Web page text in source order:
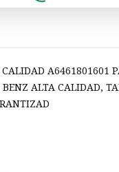
A6461801601
BENZ ALTA CALIDAD,